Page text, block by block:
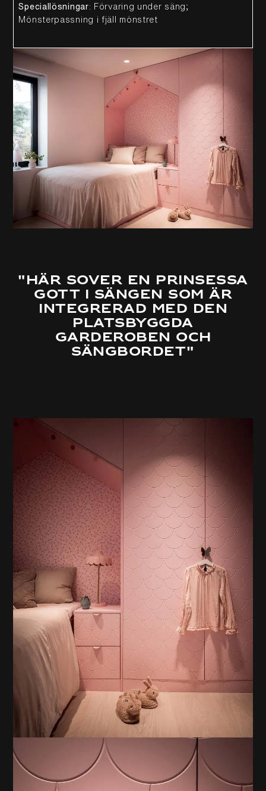
Speciallösningar: Förvaring under säng;
Mönsterpassning i fjäll mönstret
"Här sover en prinsessa
gott i sängen som är
integrerad med den
platsbyggda
garderoben och
sängbordet"